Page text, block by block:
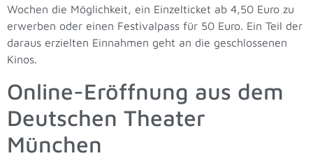
Wochen die Möglichkeit, ein Einzelticket ab 4,50 Euro zu
erwerben oder einen Festivalpass für 50 Euro. Ein Teil der
daraus erzielten Einnahmen geht an die geschlossenen
Kinos.
Online-Eröffnung aus dem
Deutschen Theater
München